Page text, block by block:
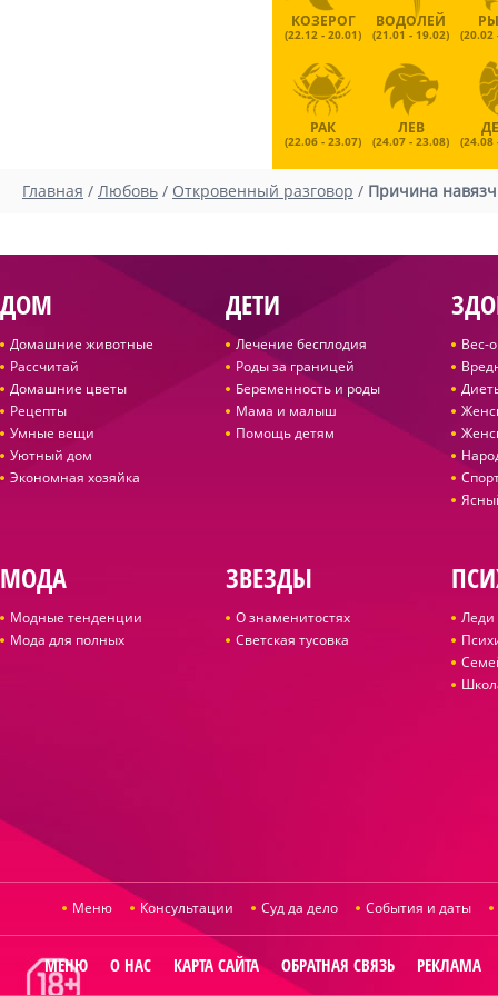
КОЗЕРОГ
(22.12 - 20.01)
ВОДОЛЕЙ
(21.01 - 19.02) (20.02
РАК
(22.06 - 23.07)
ЛЕВ
(24.07 - 23.08) (24.08
Главная / Любовь / Откровенный разговор / Причина
ДОМ
Домашние животные
Рассчитай
Домашние цветы
Рецепты
Умные вещи
Уютный дом
Экономная хозяйка
ДЕТИ
Лечение бесплодия
Роды за границей
Беременность и роды
Мама и малыш
Помощь детям
Вес-
МОДА
Модные тенденции
Мода для полных
ЗВЕЗДЫ
О знаменитостях
Светская тусовка
Леди
Меню Консультации Суд да дело События и даты
МЕНЮ О НАС КАРТА САЙТА ОБРАТНАЯ СВЯЗЬ РЕКЛАМА